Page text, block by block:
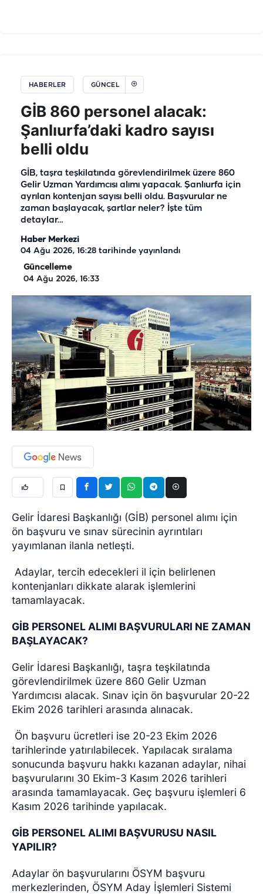
HABERLER GÜNCEL
GİB 860 personel alacak:
Şanlıurfa’daki kadro sayısı
belli oldu
GİB, taşra teşkilatında görevlendirilmek üzere 860
Gelir Uzman Yardımcısı alımı yapacak. Şanlıurfa için
ayrılan kontenjan sayısı belli oldu. Başvurular ne
zaman başlayacak, şartlar neler? İşte tüm
detaylar…
Haber Merkezi
04 Ağu 2026, 16:28 tarihinde yayınlandı
Güncelleme
04 Ağu 2026, 16:33
Gelir İdaresi Başkanlığı (GİB) personel alımı için
ön başvuru ve sınav sürecinin ayrıntıları
yayımlanan ilanla netleşti.
Adaylar, tercih edecekleri il için belirlenen
kontenjanları dikkate alarak işlemlerini
tamamlayacak.
GİB PERSONEL ALIMI BAŞVURULARI NE ZAMAN
BAŞLAYACAK?
Gelir İdaresi Başkanlığı, taşra teşkilatında
görevlendirilmek üzere 860 Gelir Uzman
Yardımcısı alacak. Sınav için ön başvurular 20-22
Ekim 2026 tarihleri arasında alınacak.
Ön başvuru ücretleri ise 20-23 Ekim 2026
tarihlerinde yatırılabilecek. Yapılacak sıralama
sonucunda başvuru hakkı kazanan adaylar, nihai
başvurularını 30 Ekim-3 Kasım 2026 tarihleri
arasında tamamlayacak. Geç başvuru işlemleri 6
Kasım 2026 tarihinde yapılacak.
GİB PERSONEL ALIMI BAŞVURUSU NASIL
YAPILIR?
Adaylar ön başvurularını ÖSYM başvuru
merkezlerinden, ÖSYM Aday İşlemleri Sistemi